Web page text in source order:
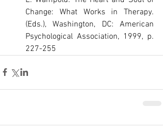
Change: What Works in Therapy.
(Eds.), Washington, DC: American
Psychological Association, 1999, p.
227-255